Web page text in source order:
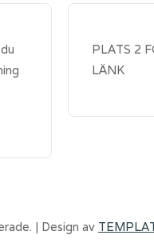
PLATS 2
LÄNK
| Design av